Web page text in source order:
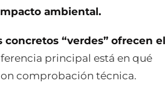
ambiental.
concretos “verdes” ofrecen el
principal está en qué
comprobación técnica.